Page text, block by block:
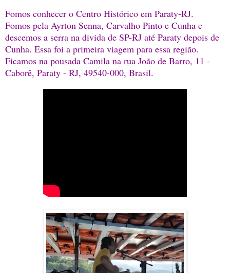
Fomos conhecer o Centro Histórico em Paraty-RJ.
Fomos pela Ayrton Senna, Carvalho Pinto e Cunha e
descemos a serra na divida de SP-RJ até Paraty depois de
Cunha. Essa foi a primeira viagem para essa região.
Ficamos na pousada Camila na rua João de Barro, 11 -
Caborê, Paraty - RJ, 49540-000, Brasil.